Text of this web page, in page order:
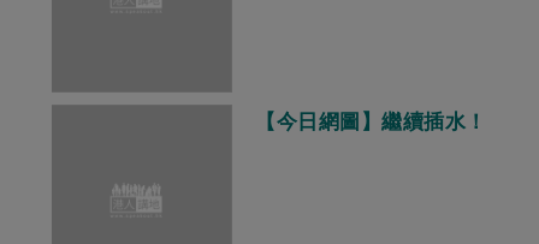
【今日網圖】繼續插水！